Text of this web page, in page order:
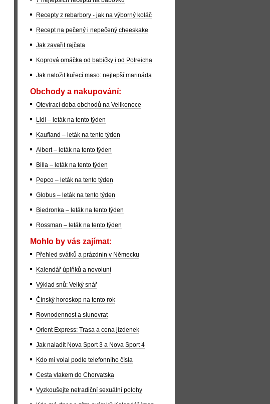
Recepty z rebarbory - jak na výborný koláč
Recept na pečený i nepečený cheeskake
Jak zavařit rajčata
Koprová omáčka od babičky i od Polreicha
Jak naložit kuřecí maso: nejlepší marináda
Obchody a nakupování:
Otevírací doba obchodů na Velikonoce
Lidl – leták na tento týden
Kaufland – leták na tento týden
Albert – leták na tento týden
Billa – leták na tento týden
Pepco – leták na tento týden
Globus – leták na tento týden
Biedronka – leták na tento týden
Rossman – leták na tento týden
Mohlo by vás zajímat:
Přehled svátků a prázdnin v Německu
Kalendář úplňků a novoluní
Výklad snů: Velký snář
Čínský horoskop na tento rok
Rovnodennost a slunovrat
Orient Express: Trasa a cena jízdenek
Jak naladit Nova Sport 3 a Nova Sport 4
Kdo mi volal podle telefonního čísla
Cesta vlakem do Chorvatska
Vyzkoušejte netradiční sexuální polohy